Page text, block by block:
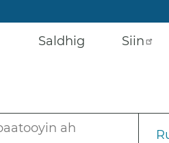
ah
Saldhig Siin